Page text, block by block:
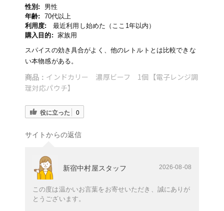
性別:
男性
年齢:
70代以上
利用度:
最近利用し始めた（ここ1年以内）
購入目的: 家族用
スパイスの効き具合がよく、他のレトルトとは比較できな
い本物感がある。
商品： インドカリー 濃厚ビーフ 1個【電子レンジ調
理対応パウチ】
役に立った 0
サイトからの返信
新宿中村屋スタッフ 2026-08-08
この度は温かいお言葉をお寄せいただき、誠にありが
とうございます。